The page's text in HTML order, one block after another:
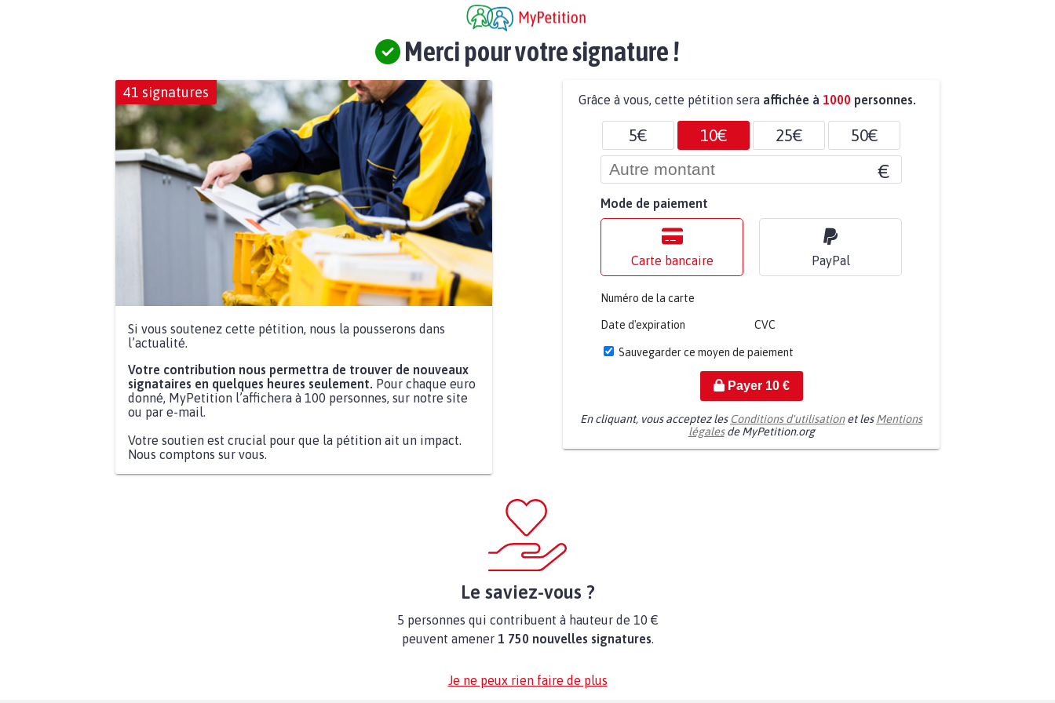
Merci pour votre signature !
41 signatures
Si vous soutenez cette pétition, nous la pousserons dans
l’actualité.
Votre contribution nous permettra de trouver de nouveaux
signataires en quelques heures seulement. Pour chaque euro
donné, MyPetition l’affichera à 100 personnes, sur notre site
ou par e-mail.
Votre soutien est crucial pour que la pétition ait un impact.
Nous comptons sur vous.
Grâce à vous, cette pétition sera affichée à 1000 personnes.
5€ 10€ 25€ 50€
€
Mode de paiement
Carte bancaire PayPal
Numéro de la carte
Date d'expiration CVC
Sauvegarder ce moyen de paiement
Payer 10€
En cliquant, vous acceptez les Conditions d'utilisationet lesMentions
légalesde MyPetition.org
Le saviez-vous ?
5 personnes qui contribuent à hauteur de 10 €
peuvent amener 1 750 nouvelles signatures.
Je ne peux rien faire de plus